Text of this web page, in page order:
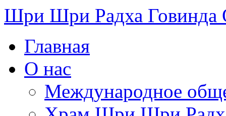
Шри Шри Радха Говинда
Главная
О нас
Международное